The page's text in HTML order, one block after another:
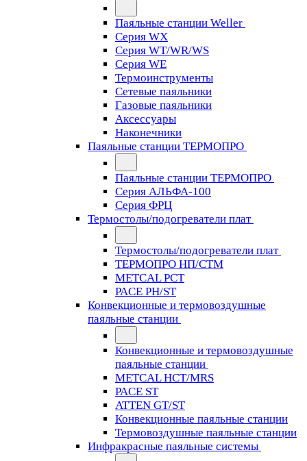
Паяльные станции Weller
Серия WX
Серия WT/WR/WS
Серия WE
Термоинструменты
Сетевые паяльники
Газовые паяльники
Аксессуары
Наконечники
Паяльные станции ТЕРМОПРО
Паяльные станции ТЕРМОПРО
Серия АЛЬФА-100
Серия ФРЦ
Термостолы/подогреватели плат
Термостолы/подогреватели плат
ТЕРМОПРО НП/СТМ
METCAL PCT
PACE PH/ST
Конвекционные и термовоздушные
паяльные станции
Конвекционные и термовоздушные
паяльные станции
METCAL HCT/MRS
PACE ST
ATTEN GT/ST
Конвекционные паяльные станции
Термовоздушные паяльные станции
Инфракрасные паяльные системы